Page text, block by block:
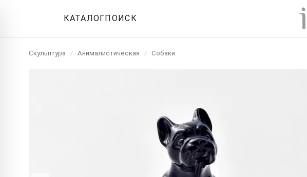
КАТАЛОГПОИСК
Скульптура / Анималистическая / Собаки